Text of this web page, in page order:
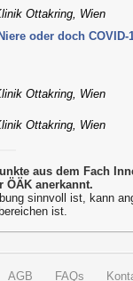
Ottakring, Wien
oder doch COVID-
Ottakring, Wien
Ottakring, Wien
aus dem Fach
anerkannt.
sinnvoll ist, kann
ist.
AGB FAQs